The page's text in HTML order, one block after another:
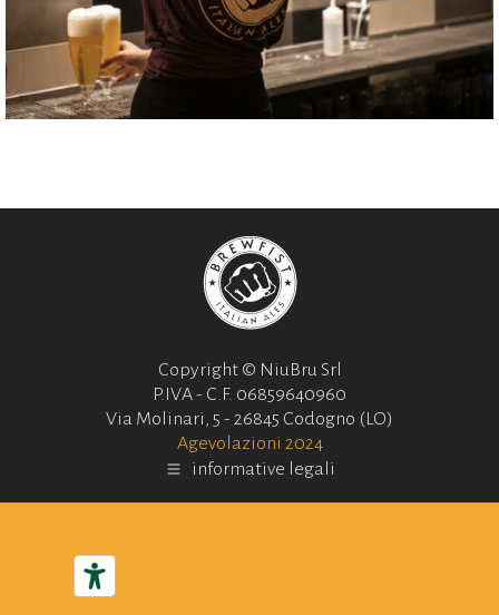
Copyright © NiuBru Srl
P.IVA - C.F. 06859640960
Via Molinari, 5 - 26845 Codogno (LO)
Agevolazioni 2024
informative legali